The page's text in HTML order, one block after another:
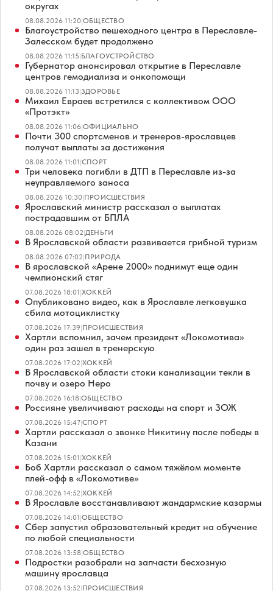
округах
08.08.2026 11:20|ОБЩЕСТВО
Благоустройство пешеходного центра в Переславле-
Залесском будет продолжено
08.08.2026 11:15|БЛАГОУСТРОЙСТВО
Губернатор анонсировал открытие в Переславле
центров гемодиализа и онкопомощи
08.08.2026 11:13|ЗДОРОВЬЕ
Михаил Евраев встретился с коллективом ООО
«Протэкт»
08.08.2026 11:06|ОФИЦИАЛЬНО
Почти 300 спортсменов и тренеров-ярославцев
получат выплаты за достижения
08.08.2026 11:01|СПОРТ
Три человека погибли в ДТП в Переславле из-за
неуправляемого заноса
08.08.2026 10:30|ПРОИСШЕСТВИЯ
Ярославский министр рассказал о выплатах
пострадавшим от БПЛА
08.08.2026 08:02|ДЕНЬГИ
В Ярославской области развивается грибной туризм
08.08.2026 07:02|ПРИРОДА
В ярославской «Арене 2000» поднимут еще один
чемпионский стяг
07.08.2026 18:01|ХОККЕЙ
Опубликовано видео, как в Ярославле легковушка
сбила мотоциклистку
07.08.2026 17:39|ПРОИСШЕСТВИЯ
Хартли вспомнил, зачем президент «Локомотива»
один раз зашел в тренерскую
07.08.2026 17:02|ХОККЕЙ
В Ярославской области стоки канализации текли в
почву и озеро Неро
07.08.2026 16:18|ОБЩЕСТВО
Россияне увеличивают расходы на спорт и ЗОЖ
07.08.2026 15:47|СПОРТ
Хартли рассказал о звонке Никитину после победы в
Казани
07.08.2026 15:01|ХОККЕЙ
Боб Хартли рассказал о самом тяжёлом моменте
плей-офф в «Локомотиве»
07.08.2026 14:52|ХОККЕЙ
В Ярославле восстанавливают жандармские казармы
07.08.2026 14:01|ОБЩЕСТВО
Сбер запустил образовательный кредит на обучение
по любой специальности
07.08.2026 13:58|ОБЩЕСТВО
Подростки разобрали на запчасти бесхозную
машину ярославца
07.08.2026 13:52|ПРОИСШЕСТВИЯ